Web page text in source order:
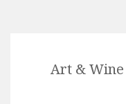
Art &